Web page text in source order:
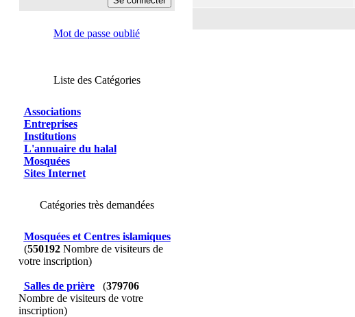
Mot de passe oublié
Liste des Catégories
Associations
Entreprises
Institutions
L'annuaire du halal
Mosquées
Sites Internet
Catégories très demandées
Mosquées et Centres islamiques
(550192Nombre de visiteurs de
votre inscription)
Salles de prière (379706
Nombre de visiteurs de votre
inscription)